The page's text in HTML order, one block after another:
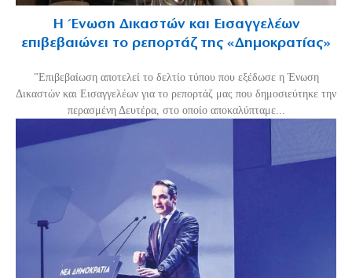
Η Ένωση Δικαστών και Εισαγγελέων
επιβεβαιώνει το ρεπορτάζ της «Δημοκρατίας»
"Επιβεβαίωση αποτελεί το δελτίο τύπου που εξέδωσε η Ένωση
Δικαστών και Εισαγγελέων για το ρεπορτάζ μας που δημοσιεύτηκε την
περασμένη Δευτέρα, στο οποίο αποκαλύπταμε...